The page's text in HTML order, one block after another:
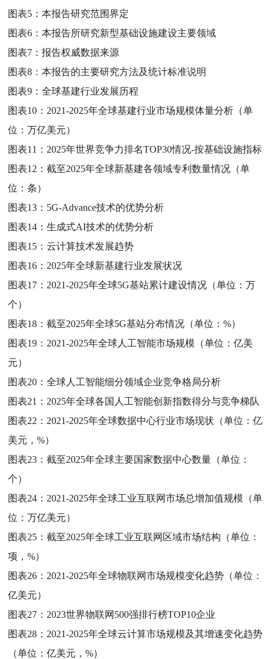
图表5：本报告研究范围界定
图表6：本报告所研究新型基础设施建设主要领域
图表7：报告权威数据来源
图表8：本报告的主要研究方法及统计标准说明
图表9：全球基建行业发展历程
图表10： 2021-2025年全球基建行业市场规模体量分析（单
位：万亿美元）
图表11： 2025年世界竞争力排名TOP30情况-按基础设施指标
图表12：截至2025年全球新基建各领域专利数量情况（单
位：条）
图表13： 5G-Advance技术的优势分析
图表14：生成式AI技术的优势分析
图表15：云计算技术发展趋势
图表16： 2025年全球新基建行业发展状况
图表17： 2021-2025年全球5G基站累计建设情况（单位：万
个）
图表18：截至2025年全球5G基站分布情况（单位：%）
图表19： 2021-2025年全球人工智能市场规模（单位：亿美
元）
图表20：全球人工智能细分领域企业竞争格局分析
图表21： 2025年全球各国人工智能创新指数得分与竞争梯队
图表22： 2021-2025年全球数据中心行业市场现状（单位：亿
美元，%）
图表23：截至2025年全球主要国家数据中心数量（单位：
个）
图表24： 2021-2025年全球工业互联网市场总增加值规模（单
位：万亿美元）
图表25：截至2025年全球工业互联网区域市场结构（单位：
项，%）
图表26： 2021-2025年全球物联网市场规模变化趋势（单位：
亿美元）
图表27： 2023世界物联网500强排行榜TOP10企业
图表28： 2021-2025年全球云计算市场规模及其增速变化趋势
（单位：亿美元，%）